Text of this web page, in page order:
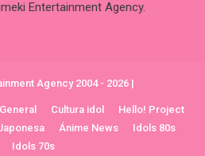
Entertainment Agency.
Agency 2004 - 2026 |
General Cultura idol
Hello! Project
Ánime News
Idols 80s
Idols 70s